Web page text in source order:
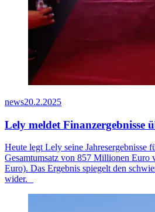
news20.2.2025
Lely meldet Finanzergebnisse
Heute legt Lely seine Jahresergebnisse
Gesamtumsatz von 857 Millionen Euro
Euro). Das Ergebnis spiegelt den
wider.